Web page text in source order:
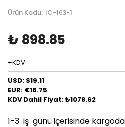
Ürün Kodu: IC-163-1
₺ 898.85
+KDV
USD: $19.11
EUR: €16.75
KDV Dahil Fiyat: ₺1078.62
1-3 iş günü içerisinde kargoda